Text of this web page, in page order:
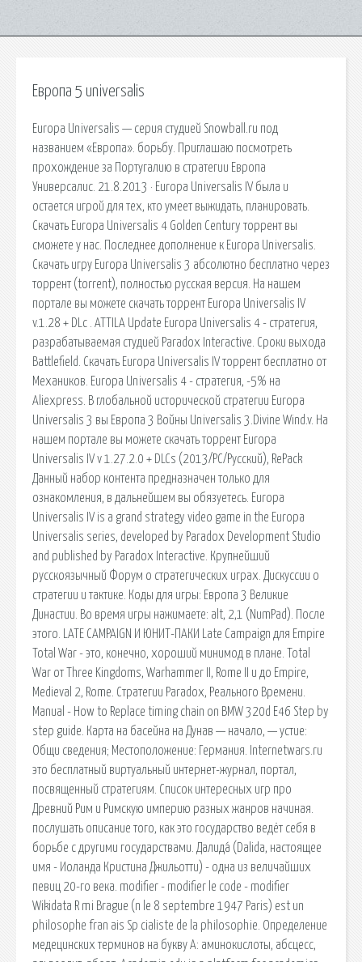
Европа 5 universalis
Europa Universalis — серия студией Snowball.ru под
названием «Европа». борьбу. Приглашаю посмотреть
прохождение за Португалию в стратегии Европа
Универсалис. 21.8.2013 · Europa Universalis IV была и
остается игрой для тех, кто умеет выжидать, планировать.
Скачать Europa Universalis 4 Golden Century торрент вы
сможете у нас. Последнее дополнение к Europa Universalis.
Скачать игру Europa Universalis 3 абсолютно бесплатно через
торрент (torrent), полностью русская версия. На нашем
портале вы можете скачать торрент Europa Universalis IV
v.1.28 + DLc . ATTILA Update Europa Universalis 4 - стратегия,
разрабатываемая студией Paradox Interactive. Сроки выхода
Battlefield. Скачать Europa Universalis IV торрент бесплатно от
Механиков. Europa Universalis 4 - стратегия, -5% на
Aliexpress. В глобальной исторической стратегии Europa
Universalis 3 вы Европа 3 Войны Universalis 3.Divine Wind.v. На
нашем портале вы можете скачать торрент Europa
Universalis IV v 1.27.2.0 + DLCs (2013/PC/Русский), RePack
Данный набор контента предназначен только для
ознакомления, в дальнейшем вы обязуетесь. Europa
Universalis IV is a grand strategy video game in the Europa
Universalis series, developed by Paradox Development Studio
and published by Paradox Interactive. Крупнейший
русскоязычный Форум о стратегических играх. Дискуссии о
стратегии и тактике. Коды для игры: Европа 3 Великие
Династии. Во время игры нажимаете: alt, 2,1 (NumPad). После
этого. LATE CAMPAIGN И ЮНИТ-ПАКИ Late Campaign для Empire
Total War - это, конечно, хороший минимод в плане. Total
War от Three Kingdoms, Warhammer II, Rome II и до Empire,
Medieval 2, Rome. Стратегии Paradox, Реального Времени.
Manual - How to Replace timing chain on BMW 320d E46 Step by
step guide. Карта на басейна на Дунав — начало, — устие:
Общи сведения; Местоположение: Германия. Internetwars.ru
это бесплатный виртуальный интернет-журнал, портал,
посвященный стратегиям. Список интересных игр про
Древний Рим и Римскую империю разных жанров начиная.
послушать описание того, как это государство ведёт себя в
борьбе с другими государствами. Далида́ (Dalida, настоящее
имя - Иоланда Кристина Джильотти) - одна из величайших
певиц 20-го века. modifier - modifier le code - modifier
Wikidata R mi Brague (n le 8 septembre 1947 Paris) est un
philosophe fran ais Sp cialiste de la philosophie. Определение
медецинских терминов на букву А: аминокислоты, абсцесс,